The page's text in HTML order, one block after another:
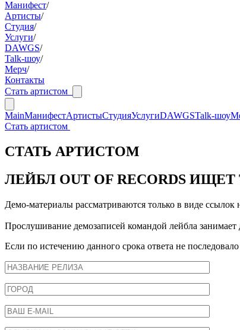
Манифест/
Артисты/
Студия/
Услуги/
DAWGS/
Talk-шоу/
Мерч/
Контакты
Стать артистом
MainМанифестАртистыСтудияУслугиDAWGSTalk-шоу
Стать артистом
СТАТЬ АРТИСТОМ
ЛЕЙБЛ OUT OF RECORDS
Демо-материалы рассматриваются только в виде
Прослушивание демозаписей командой лейбла занимает
Если по истечению данного срока ответа не